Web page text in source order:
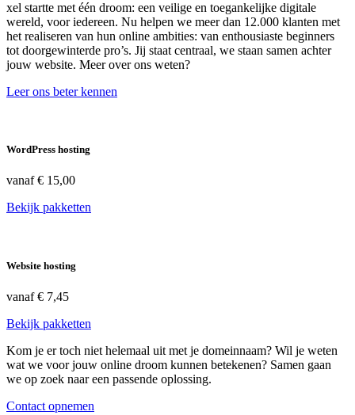
xel startte met één droom: een veilige en toegankelijke digitale
wereld, voor iedereen. Nu helpen we meer dan 12.000 klanten met
het realiseren van hun online ambities: van enthousiaste beginners
tot doorgewinterde pro’s. Jij staat centraal, we staan samen achter
jouw website. Meer over ons weten?
Leer ons beter kennen
WordPress hosting
vanaf€ 15,00
Bekijk pakketten
Website hosting
vanaf€ 7,45
Bekijk pakketten
Kom je er toch niet helemaal uit met je domeinnaam? Wil je weten
wat we voor jouw online droom kunnen betekenen? Samen gaan
we op zoek naar een passende oplossing.
Contact opnemen